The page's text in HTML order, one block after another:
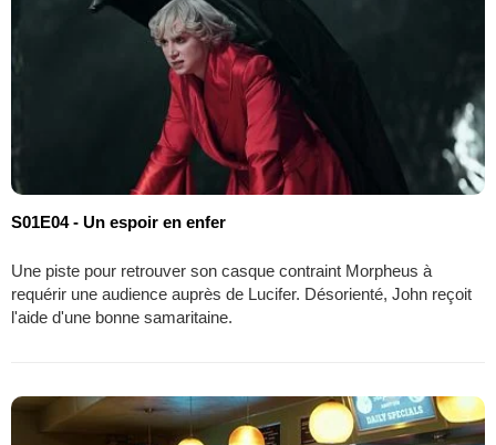
S01E04 - Un espoir en enfer
Une piste pour retrouver son casque contraint Morpheus à
requérir une audience auprès de Lucifer. Désorienté, John reçoit
l'aide d'une bonne samaritaine.